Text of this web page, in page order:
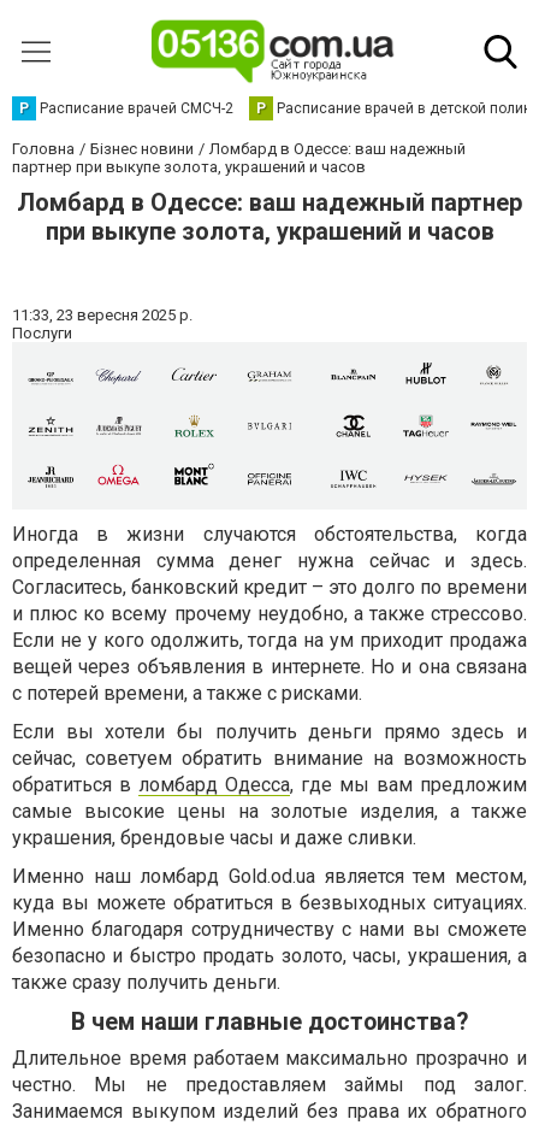
Р Расписание врачей СМСЧ-2 Р Расписание врачей в детской
Головна Бізнес новини
Ломбард в Одессе: ваш надежный
партнер при выкупе золота, украшений и часов
Ломбард в Одессе: ваш надежный партнер
при выкупе золота, украшений и часов
11:33, 23 вересня 2025 р.
Послуги
Иногда в жизни случаются обстоятельства, когда
определенная сумма денег нужна сейчас и здесь.
Согласитесь, банковский кредит – это долго по времени
и плюс ко всему прочему неудобно, а также стрессово.
Если не у кого одолжить, тогда на ум приходит продажа
вещей через объявления в интернете. Но и она связана
с потерей времени, а также с рисками.
Если вы хотели бы получить деньги прямо здесь и
сейчас, советуем обратить внимание на возможность
обратиться в ломбард Одесса, где мы вам предложим
самые высокие цены на золотые изделия, а также
украшения, брендовые часы и даже сливки.
Именно наш ломбард Gold.od.ua является тем местом,
куда вы можете обратиться в безвыходных ситуациях.
Именно благодаря сотрудничеству с нами вы сможете
безопасно и быстро продать золото, часы, украшения, а
также сразу получить деньги.
В чем наши главные достоинства?
Длительное время работаем максимально прозрачно и
честно. Мы не предоставляем займы под залог.
Занимаемся выкупом изделий без права их обратного